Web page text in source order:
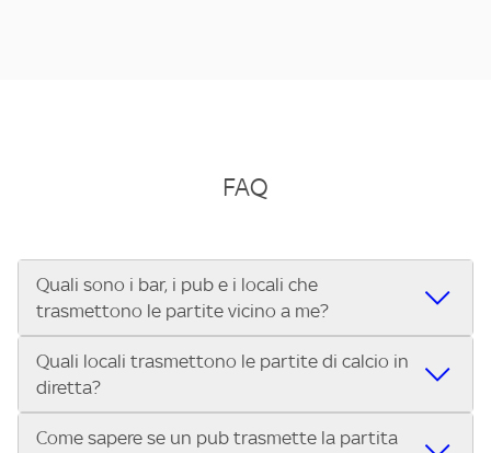
FAQ
Quali sono i bar, i pub e i locali che
trasmettono le partite vicino a me?
Se cerchi un bar, pub, ristorante o locale vicino a te per
vedere le partite di Serie A ENILIVE, la Serie C Sky Wifi, la
UEFA Champions League, la UEFA Europa League, la UEFA
Conference League, il Tennis, la Formula 1®, la MotoGP™ e
Quali locali trasmettono le partite di calcio in
diretta?
Vuoi sapere quali bar, pub o ristoranti mostrano le partite
Come sapere se un pub trasmette la partita